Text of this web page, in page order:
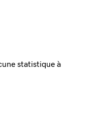
statistique à